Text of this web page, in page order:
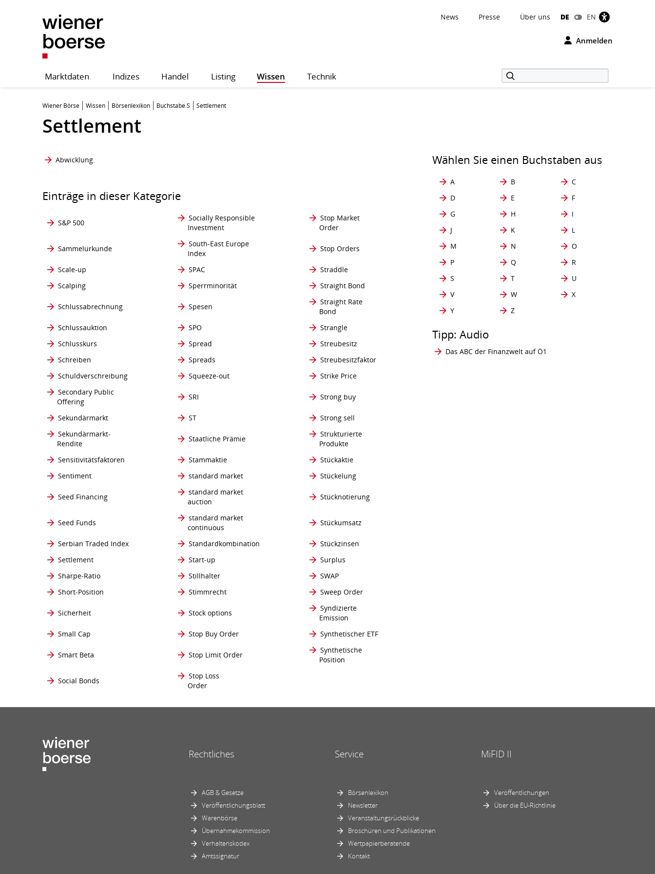
News Presse Über uns DE EN
Anmelden
Marktdaten Indizes Handel Listing Wissen Technik
Wiener Börse Wissen Börsenlexikon Buchstabe S Settlement
Settlement
Abwicklung.
Einträge in dieser Kategorie
S&P 500
Socially Responsible
Investment
Stop Market
Order
Sammelurkunde
South-East Europe
Index
Stop Orders
Scale-up SPAC
Straddle
Scalping
Sperrminorität Straight Bond
Schlussabrechnung Spesen
Straight Rate
Bond
Schlussauktion
SPO
Strangle
Schlusskurs
Spread
Streubesitz
Schreiben
Spreads
Streubesitzfaktor
Schuldverschreibung
Squeeze-out
Strike Price
Secondary Public
Offering
SRI Strong buy
Sekundärmarkt ST
Strong sell
Sekundärmarkt-
Rendite
Staatliche Prämie
Strukturierte
Produkte
Sensitivitätsfaktoren
Stammaktie
Stückaktie
Sentiment
standard market Stückelung
Seed Financing
standard market
auction
Stücknotierung
Seed Funds
standard market
continuous
Stückumsatz
Serbian Traded Index Standardkombination
Stückzinsen
Settlement
Start-up
Surplus
Sharpe-Ratio
Stillhalter
SWAP
Short-Position
Stimmrecht Sweep Order
Sicherheit Stock options
Syndizierte
Emission
Small Cap
Stop Buy Order Synthetischer ETF
Smart Beta Stop Limit Order
Synthetische
Position
Social Bonds
Stop Loss
Order
Wählen Sie einen Buchstaben aus
A B
C
D
E
F
G
H
I
J
K
L
M
N
O
P
Q
R
S
T
U
V
W
X
Y
Z
Tipp: Audio
Das ABC der Finanzwelt auf Ö1
Rechtliches
AGB & Gesetze
Veröffentlichungsblatt
Warenbörse
Übernahmekommission
Verhaltenskodex
Amtssignatur
Service
Börsenlexikon
Newsletter
Veranstaltungsrückblicke
Broschüren und Publikationen
Wertpapierberatende
Kontakt
MiFID II
Veröffentlichungen
Über die EU-Richtlinie